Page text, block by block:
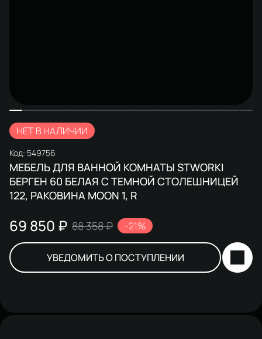
НЕТ В НАЛИЧИИ
Код: 549756
МЕБЕЛЬ ДЛЯ ВАННОЙ КОМНАТЫ STWORKI
БЕРГЕН 60 БЕЛАЯ С ТЕМНОЙ СТОЛЕШНИЦЕЙ
122, РАКОВИНА MOON 1, R
69 850 ₽ 88 358 ₽ -21%
УВЕДОМИТЬ О ПОСТУПЛЕНИИ